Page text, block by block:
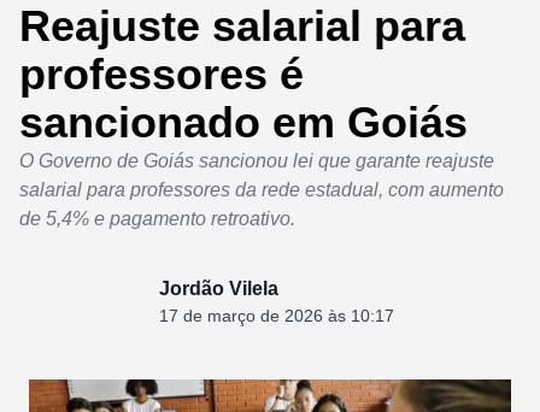
Reajuste salarial para
professores é
sancionado em Goiás
O Governo de Goiás sancionou lei que garante reajuste
salarial para professores da rede estadual, com aumento
de 5,4% e pagamento retroativo.
Jordão Vilela
17 de março de 2026 às 10:17